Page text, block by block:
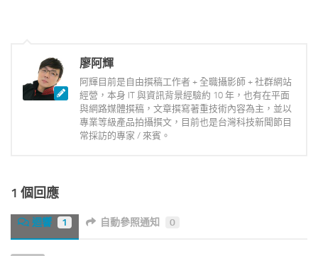
廖阿輝
阿輝目前是自由撰稿工作者 + 全職攝影師 + 社群網站
經營，本身 IT 與資訊背景經驗約 10 年，也有在平面
與網路媒體撰稿，文章撰寫著重技術內容為主，並以
專業等級產品拍攝撰文，目前也是台灣科技新聞節目
常採訪的專家 / 來賓。
1 個回應
迴響 1 自動參照通知 0